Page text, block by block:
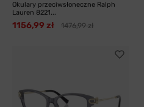
Okulary przeciwsłoneczne Ralph
Lauren 8221...
1156,99 zł 1476,99 zł